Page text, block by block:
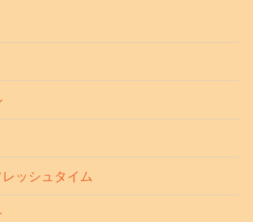
ッシュタイム